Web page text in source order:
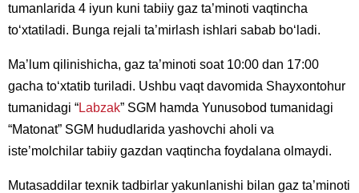
tumanlarida 4 iyun kuni tabiiy gaz ta’minoti vaqtincha
to‘xtatiladi. Bunga rejali ta’mirlash ishlari sabab bo‘ladi.
Ma’lum qilinishicha, gaz ta’minoti soat 10:00 dan 17:00
gacha to‘xtatib turiladi. Ushbu vaqt davomida Shayxontohur
tumanidagi “Labzak” SGM hamda Yunusobod tumanidagi
“Matonat” SGM hududlarida yashovchi aholi va
iste’molchilar tabiiy gazdan vaqtincha foydalana olmaydi.
Mutasaddilar texnik tadbirlar yakunlanishi bilan gaz ta’minoti